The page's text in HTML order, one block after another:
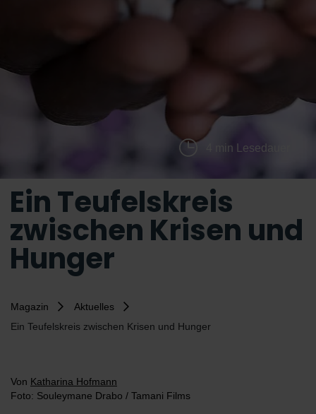
4 min Lesedauer
Ein Teufelskreis
zwischen Krisen und
Hunger
Magazin
Aktuelles
Ein Teufelskreis zwischen Krisen und Hunger
Von Katharina Hofmann
Foto: Souleymane Drabo / Tamani Films